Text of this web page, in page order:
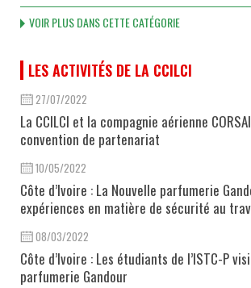
VOIR PLUS DANS CETTE CATÉGORIE
LES ACTIVITÉS DE LA CCILCI
27/07/2022
La CCILCI et la compagnie aérienne
convention de partenariat
10/05/2022
Côte d’Ivoire : La Nouvelle parfumerie
expériences en matière de sécurité au
08/03/2022
Côte d’Ivoire : Les étudiants de l’ISTC-P
parfumerie Gandour